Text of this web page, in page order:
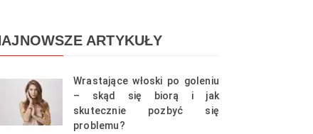
ARTYKUŁY
Wrastające włoski po goleniu
– skąd się biorą i jak
skutecznie pozbyć się
problemu?